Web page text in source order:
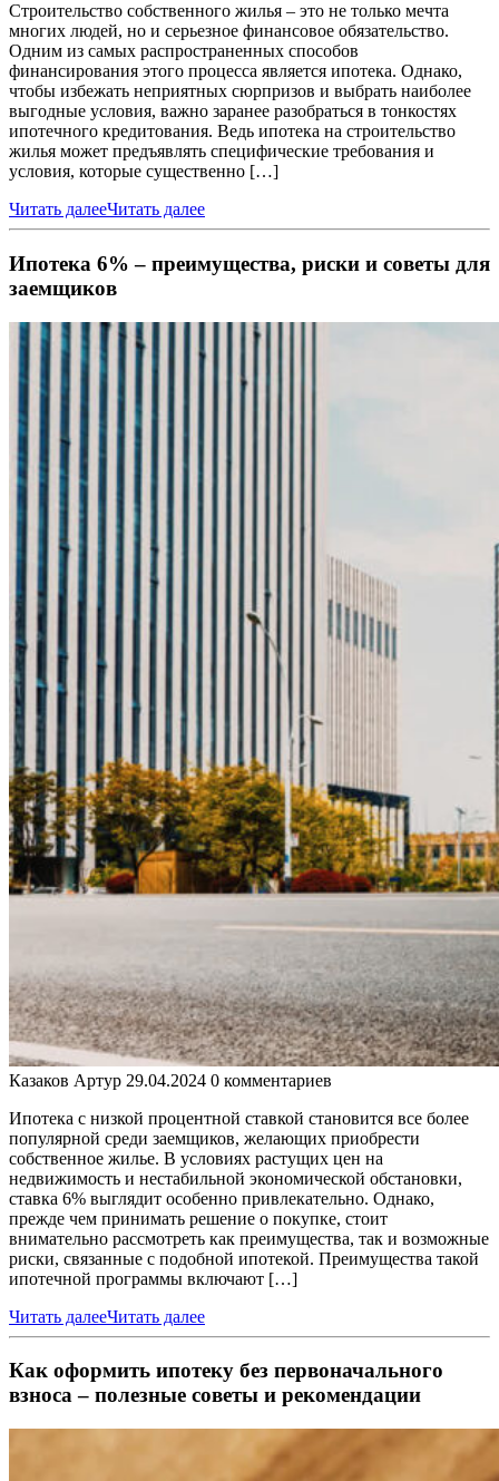
Строительство собственного жилья – это не только мечта
многих людей, но и серьезное финансовое обязательство.
Одним из самых распространенных способов
финансирования этого процесса является ипотека. Однако,
чтобы избежать неприятных сюрпризов и выбрать наиболее
выгодные условия, важно заранее разобраться в тонкостях
ипотечного кредитования. Ведь ипотека на строительство
жилья может предъявлять специфические требования и
условия, которые существенно […]
Читать далееЧитать далее
Ипотека 6% – преимущества, риски и советы для
заемщиков
Казаков Артур 29.04.2024 0 комментариев
Ипотека с низкой процентной ставкой становится все более
популярной среди заемщиков, желающих приобрести
собственное жилье. В условиях растущих цен на
недвижимость и нестабильной экономической обстановки,
ставка 6% выглядит особенно привлекательно. Однако,
прежде чем принимать решение о покупке, стоит
внимательно рассмотреть как преимущества, так и возможные
риски, связанные с подобной ипотекой. Преимущества такой
ипотечной программы включают […]
Читать далееЧитать далее
Как оформить ипотеку без первоначального
взноса – полезные советы и рекомендации